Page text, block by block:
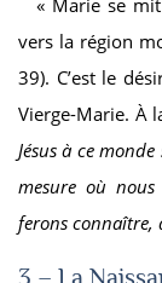
vers la région
39). C’est le
Vierge-Marie. À
Jésus à ce
mesure où
ferons connaître,
3 – La